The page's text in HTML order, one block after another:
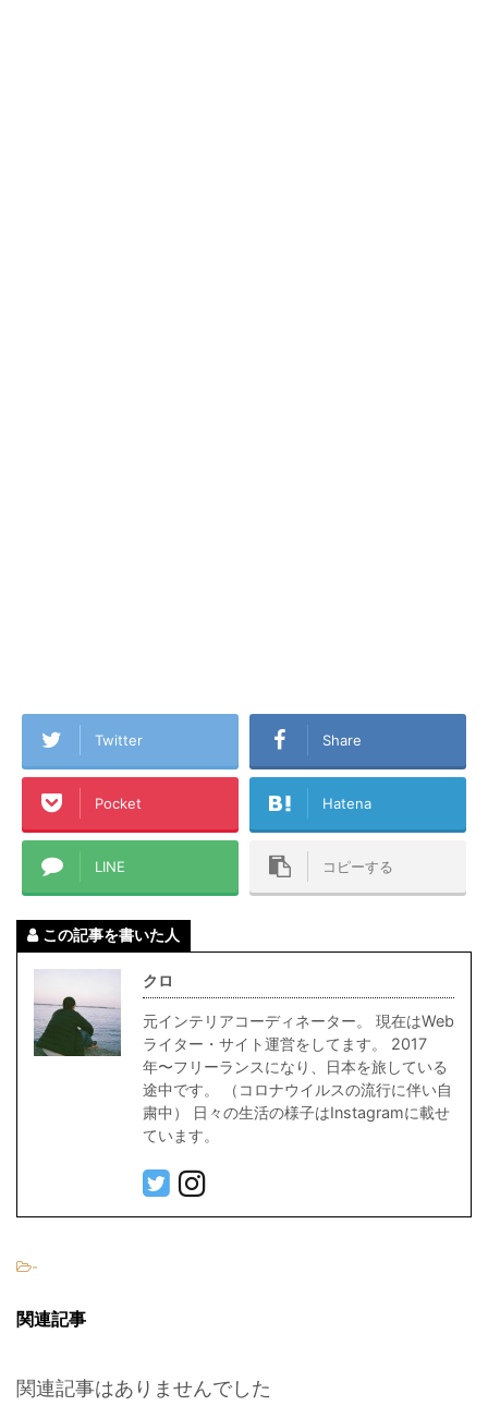
Twitter Share
Pocket Hatena
LINE コピーする
この記事を書いた人
クロ
元インテリアコーディネーター。 現在はWeb
ライター・サイト運営をしてます。 2017
年〜フリーランスになり、日本を旅している
途中です。 （コロナウイルスの流行に伴い自
粛中） 日々の生活の様子はInstagramに載せ
ています。
-
関連記事
関連記事はありませんでした